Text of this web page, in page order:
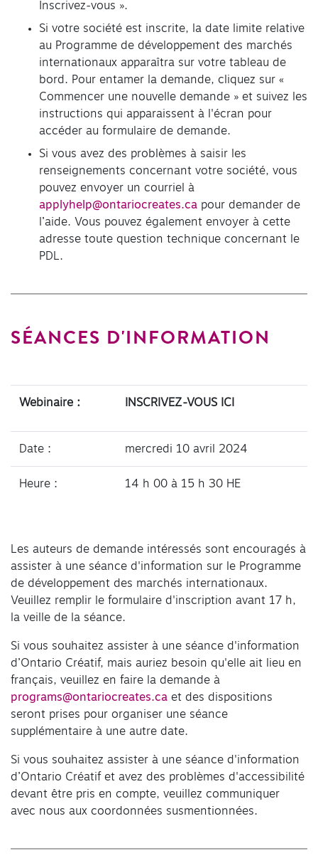
Inscrivez-vous ».
Si votre société est inscrite, la date limite relative
au Programme de développement des marchés
internationaux apparaîtra sur votre tableau de
bord. Pour entamer la demande, cliquez sur «
Commencer une nouvelle demande » et suivez les
instructions qui apparaissent à l'écran pour
accéder au formulaire de demande.
Si vous avez des problèmes à saisir les
renseignements concernant votre société, vous
pouvez envoyer un courriel à
applyhelp@ontariocreates.ca pour demander de
l’aide. Vous pouvez également envoyer à cette
adresse toute question technique concernant le
PDL.
SÉANCES D'INFORMATION
Webinaire : INSCRIVEZ-VOUS ICI
Date : mercredi 10 avril 2024
Heure : 14 h 00 à 15 h 30 HE
Les auteurs de demande intéressés sont encouragés à
assister à une séance d'information sur le Programme
de développement des marchés internationaux.
Veuillez remplir le formulaire d'inscription avant 17 h,
la veille de la séance.
Si vous souhaitez assister à une séance d'information
d’Ontario Créatif, mais auriez besoin qu'elle ait lieu en
français, veuillez en faire la demande à
programs@ontariocreates.ca et des dispositions
seront prises pour organiser une séance
supplémentaire à une autre date.
Si vous souhaitez assister à une séance d'information
d’Ontario Créatif et avez des problèmes d'accessibilité
devant être pris en compte, veuillez communiquer
avec nous aux coordonnées susmentionnées.